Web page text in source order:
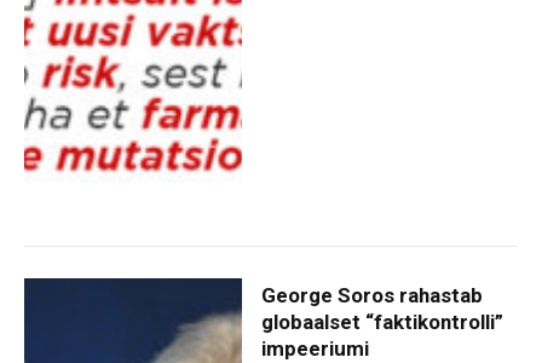
George Soros rahastab
globaalset “faktikontrolli”
impeeriumi